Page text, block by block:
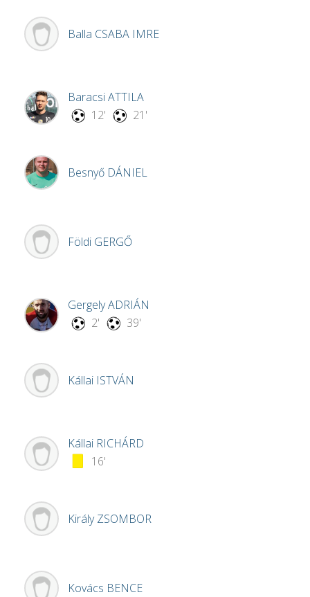
Balla CSABA IMRE
BaracsiATTILA
12'
21'
Besnyő DÁNIEL
Földi GERGŐ
GergelyADRIÁN
2'
39'
Kállai ISTVÁN
Kállai RICHÁRD
16'
KirályZSOMBOR
Kovács BENCE